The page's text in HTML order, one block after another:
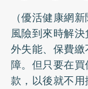
（優活健康網
風險到來時解
外失能、保費
障。但只要在
款，以後就不用